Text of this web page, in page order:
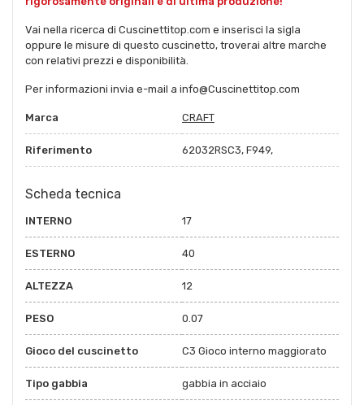
Vai nella ricerca di Cuscinettitop.com e inserisci la sigla
oppure le misure di questo cuscinetto, troverai altre marche
con relativi prezzi e disponibilità.
Per informazioni invia e-mail a info@Cuscinettitop.com
Marca CRAFT
Riferimento 62032RSC3, F949,
Scheda tecnica
INTERNO 17
ESTERNO 40
ALTEZZA 12
PESO 0.07
Gioco del cuscinetto C3 Gioco interno maggiorato
Tipo gabbia gabbia in acciaio